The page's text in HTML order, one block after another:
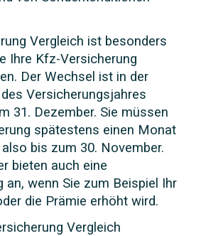
Vergleich ist besonders
Ihre Kfz-Versicherung
Der Wechsel ist in der
Versicherungsjahres
31. Dezember. Sie müssen
spätestens einen Monat
bis zum 30. November.
bieten auch eine
an, wenn Sie zum Beispiel Ihr
die Prämie erhöht wird.
Vergleich